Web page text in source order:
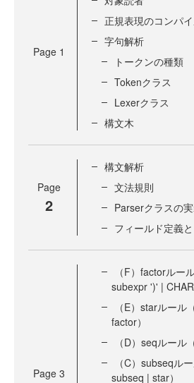
Page 1
正規表現のコンパ
字句解析
トークンの種類
Tokenクラス
Lexerクラス
構文木
Page
2
構文解析
文法規則
Parserクラスの
フィールド定義
Page 3
（F）factorルー
subexpr ')' |
（E）starルー
factor）
（D）seqルール
（C）subseqル
subseq | star）